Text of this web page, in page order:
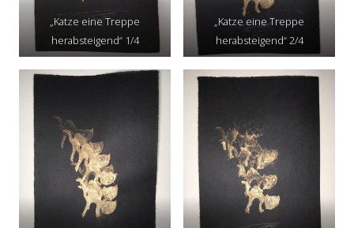
„Katze eine Treppe
herabsteigend“ 1/4
„Katze eine Treppe
herabsteigend“ 2/4